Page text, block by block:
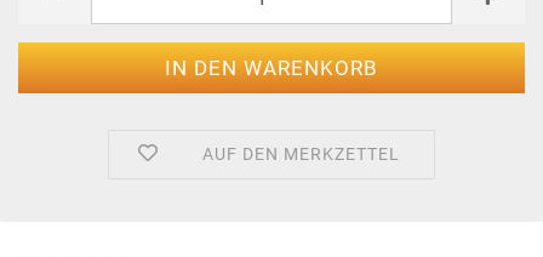
AUF DEN MERKZETTEL